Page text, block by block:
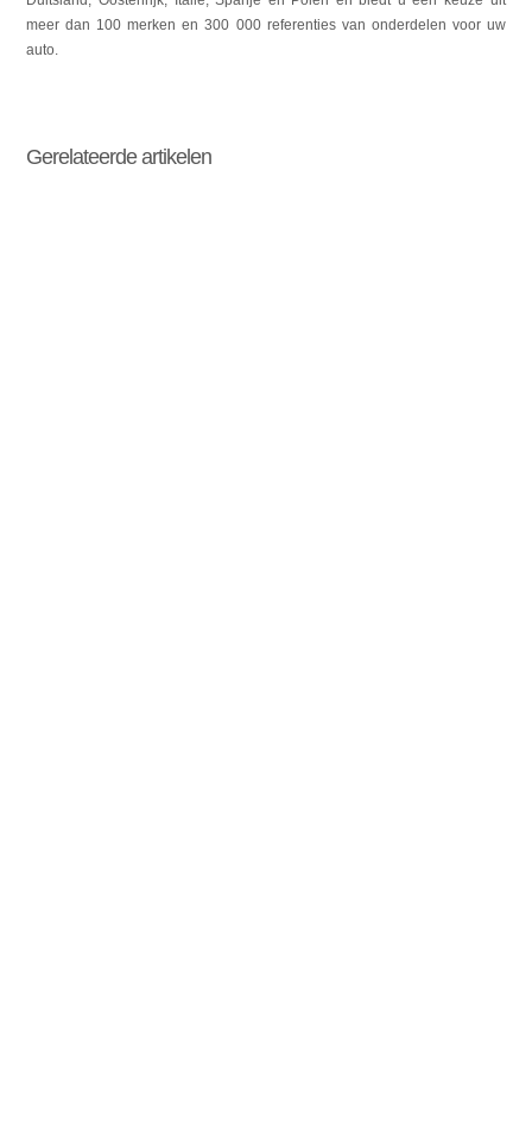
meer dan 100 merken en 300 000 referenties van onderdelen voor uw
auto.
Gerelateerde artikelen